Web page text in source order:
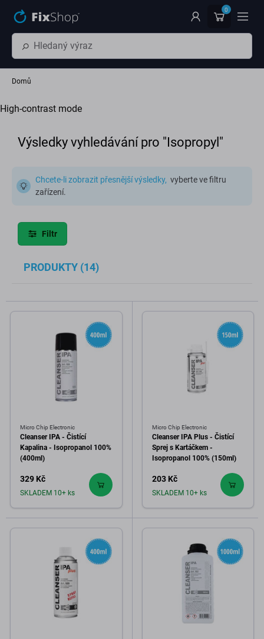
0
Domů
High-contrast mode
Výsledky vyhledávání pro "Isopropyl"
Chcete-li zobrazit přesnější výsledky, vyberte ve filtru
zařízení.
Filtr
PRODUKTY (14)
Micro Chip Electronic
Cleanser IPA - Čistící
Kapalina - Isopropanol 100%
(400ml)
329 Kč
SKLADEM 10+ ks
Micro Chip Electronic
Cleanser IPA Plus - Čistící
Sprej s Kartáčkem -
Isopropanol 100% (150ml)
203 Kč
SKLADEM 10+ ks